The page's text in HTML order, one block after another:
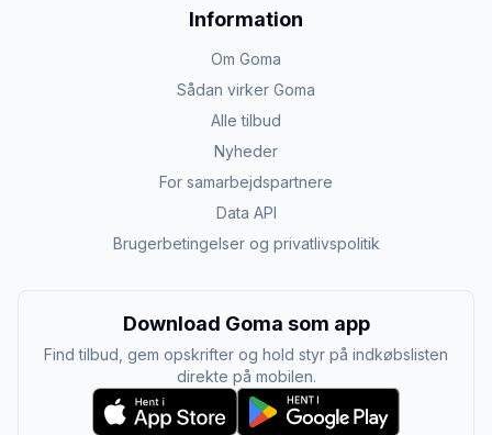
Information
Om Goma
Sådan virker Goma
Alle tilbud
Nyheder
For samarbejdspartnere
Data API
Brugerbetingelser og privatlivspolitik
Download Goma som app
Find tilbud, gem opskrifter og hold styr på indkøbslisten
direkte på mobilen.